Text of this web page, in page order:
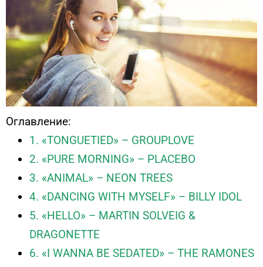
Оглавление:
1. «TONGUETIED» – GROUPLOVE
2. «PURE MORNING» – PLACEBO
3. «ANIMAL» – NEON TREES
4. «DANCING WITH MYSELF» – BILLY IDOL
5. «HELLO» – MARTIN SOLVEIG &
DRAGONETTE
6. «I WANNA BE SEDATED» – THE RAMONES